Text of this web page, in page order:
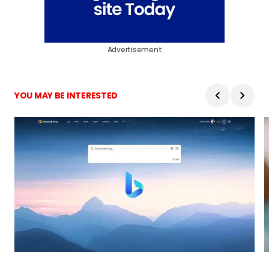
Advertisement
YOU MAY BE INTERESTED